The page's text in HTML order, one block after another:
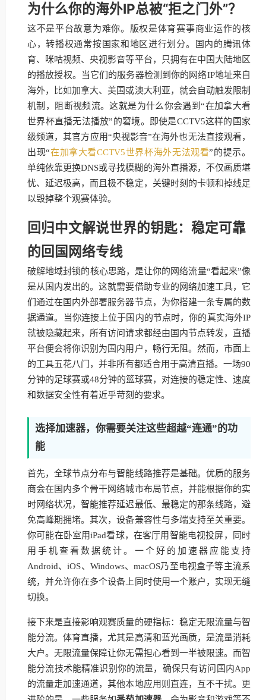
为什么你的海外IP总被“拒之门外”？
这不是平台故意为难你。版权是体育赛事商业运作的核
心，转播权通常按国家和地区进行划分。国内的腾讯体
育、咪咕视频、央视影音等平台，只拥有在中国大陆地区
的播放授权。当它们的服务器检测到你的网络IP地址来自
海外，比如加拿大、美国或澳大利亚，就会自动触发限制
机制，阻断视频流。这就是为什么你会遇到“在加拿大看
世界杯直播无法播放”的窘境。即使是CCTV5这样的国家
级频道，其官方应用“央视影音”在海外也无法直接观看，
出现“在加拿大看CCTV5世界杯海外无法观看”的提示。
单纯依靠更换DNS或寻找模糊的海外直播源，不仅画质堪
忧、延迟极高，而且极不稳定，关键时刻的卡顿和掉线足
以毁掉整个观赛体验。
回归中文解说世界的钥匙：稳定可靠
的回国网络专线
破解地域封锁的核心思路，是让你的网络流量“看起来”像
是从国内发出的。这就需要借助专业的网络加速工具，它
们通过在国内外部署服务器节点，为你搭建一条专属的数
据通道。当你连接上位于国内的节点时，你的真实海外IP
就被隐藏起来，所有访问请求都经由国内节点转发，直播
平台便会将你识别为国内用户，畅行无阻。然而，市面上
的工具五花八门，并非所有都适合用于高清直播。一场90
分钟的足球赛或48分钟的篮球赛，对连接的稳定性、速度
和数据安全性有着近乎苛刻的要求。
选择加速器，你需要关注这些超越“连通”的功
能
首先，全球节点分布与智能线路推荐是基础。优质的服务
商会在国内多个骨干网络城市布局节点，并能根据你的实
时网络状况，智能推荐延迟最低、最稳定的那条线路，避
免高峰期拥堵。其次，设备兼容性与多端支持至关重要。
你可能在卧室用iPad看球，在客厅用智能电视投屏，同时
用手机查看数据统计。一个好的加速器应能支持
Android、iOS、Windows、macOS乃至电视盒子等主流系
统，并允许你在多个设备上同时使用一个账户，实现无缝
切换。
接下来是直接影响观赛质量的硬指标：稳定无限流量与智
能分流。体育直播，尤其是高清和蓝光画质，是流量消耗
大户。无限流量保障让你无需担心看到一半被限速。而智
能分流技术能精准识别你的流量，确保只有访问国内App
的流量走加速通道，其他本地应用则直连，互不干扰。更